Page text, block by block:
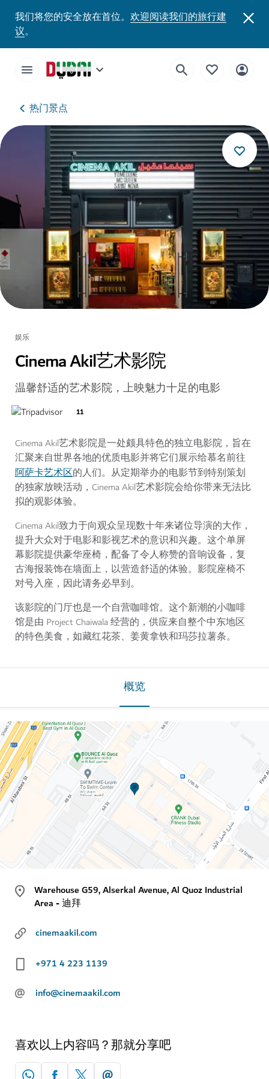
我们将您的安全放在首位。 欢迎阅读我们的旅行建
议。
热门景点
娱乐
Cinema Akil艺术影院
温馨舒适的艺术影院，上映魅力十足的电影
11
Cinema Akil艺术影院是一处颇具特色的独立电影院，旨在
汇聚来自世界各地的优质电影并将它们展示给慕名前往
阿萨卡艺术区的人们。从定期举办的电影节到特别策划
的独家放映活动，Cinema Akil艺术影院会给你带来无法比
拟的观影体验。
Cinema Akil致力于向观众呈现数十年来诸位导演的大作，
提升大众对于电影和影视艺术的意识和兴趣。这个单屏
幕影院提供豪华座椅，配备了令人称赞的音响设备，复
古海报装饰在墙面上，以营造舒适的体验。影院座椅不
对号入座，因此请务必早到。
该影院的门厅也是一个自营咖啡馆。这个新潮的小咖啡
馆是由 Project Chaiwala 经营的，供应来自整个中东地区
的特色美食，如藏红花茶、姜黄拿铁和玛莎拉薯条。
概览
Warehouse G59, Alserkal Avenue, Al Quoz Industrial
Area - 迪拜
cinemaakil.com
+971 4 223 1139
@ info@cinemaakil.com
喜欢以上内容吗？那就分享吧